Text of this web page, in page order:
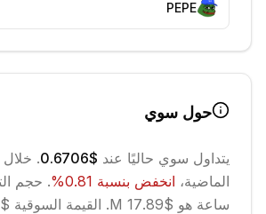
PEPE
حول سوي
يتداول سوي حاليًا عند $0.6706
الماضية، انخفض بنسبة 0.81
%
.
ساعة هو $17.89 M.
القيمة السوقية $2.73 B